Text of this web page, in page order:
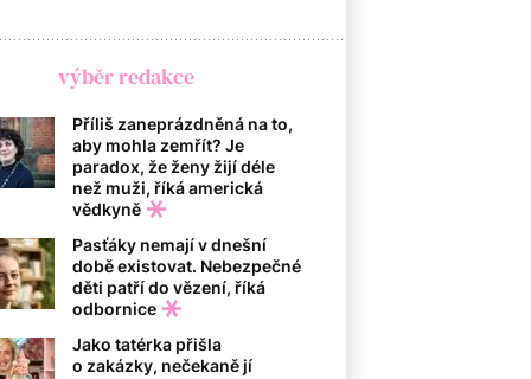
výběr redakce
Příliš zaneprázdněná na to,
aby mohla zemřít? Je
paradox, že ženy žijí déle
než muži, říká americká
vědkyně
Pasťáky nemají v dnešní
době existovat. Nebezpečné
děti patří do vězení, říká
odbornice
Jako tatérka přišla
o zakázky, nečekaně jí